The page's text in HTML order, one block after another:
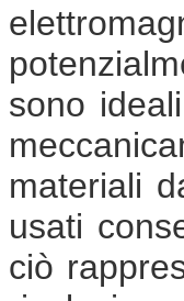
sono
materiali
usati
ciò